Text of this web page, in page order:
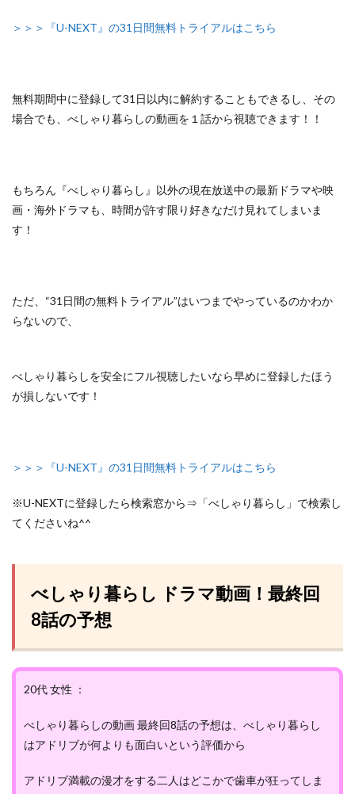
＞＞＞『U-NEXT』の31日間無料トライアルはこちら
無料期間中に登録して31日以内に解約することもできるし、 その
場合でも、べしゃり暮らしの動画を１話から視聴できます！！
もちろん『べしゃり暮らし』以外の現在放送中の最新ドラマや映
画・海外ドラマも、 時間が許す限り好きなだけ見れてしまいま
す！
ただ、 “31日間の無料トライアル”はいつまでやっているのかわか
らないので、
べしゃり暮らしを安全にフル視聴したいなら早めに登録したほう
が損しないです！
＞＞＞『U-NEXT』の31日間無料トライアルはこちら
※U-NEXTに登録したら検索窓から⇒「べしゃり暮らし」で検索し
てくださいね^^
べしゃり暮らし ドラマ動画！最終回
8話の予想
20代 女性 ：
べしゃり暮らしの動画 最終回8話の予想は、べしゃり暮らし
はアドリブが何よりも面白いという評価から
アドリブ満載の漫才をする二人はどこかで歯車が狂ってしま